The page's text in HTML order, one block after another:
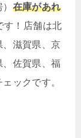
在庫があれ
す！店舗は北
滋賀県、京
佐賀県、福
ックです。